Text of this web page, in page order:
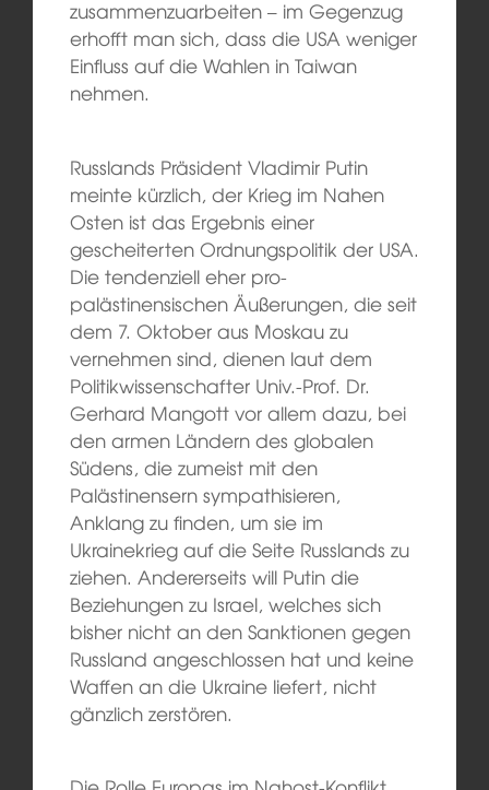
zusammenzuarbeiten – im Gegenzug
erhofft man sich, dass die USA weniger
Einfluss auf die Wahlen in Taiwan
nehmen.
Russlands Präsident Vladimir Putin
meinte kürzlich, der Krieg im Nahen
Osten ist das Ergebnis einer
gescheiterten Ordnungspolitik der USA.
Die tendenziell eher pro-
palästinensischen Äußerungen, die seit
dem 7. Oktober aus Moskau zu
vernehmen sind, dienen laut dem
Politikwissenschafter Univ.-Prof. Dr.
Gerhard Mangott vor allem dazu, bei
den armen Ländern des globalen
Südens, die zumeist mit den
Palästinensern sympathisieren,
Anklang zu finden, um sie im
Ukrainekrieg auf die Seite Russlands zu
ziehen. Andererseits will Putin die
Beziehungen zu Israel, welches sich
bisher nicht an den Sanktionen gegen
Russland angeschlossen hat und keine
Waffen an die Ukraine liefert, nicht
gänzlich zerstören.